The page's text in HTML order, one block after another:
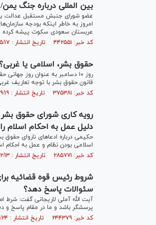
بین المللی درباره جنگ
عضو شورای جنبش مستقبل عدالت
امروز به خاطر اینکه بودجه
عربستان سعودی سکوت پیشه کرده‌
کد خبر: ۴۴۲۵۵۱ تاریخ انتشار : ۱۳۹۷/۰۵/۱۷
حقوق بشر، اسلامی یا
روز ۱۰ دسامبر به عنوان روز
قانون حقوق بشر با توجه تعاریف
کد خبر: ۳۷۵۳۸۱ تاریخ انتشار : ۱۳۹۶/۰۹/۱۹
رویه کاری شورای حقوق
دلیل عمل به احکام
اسلامی بودن نظام و عمل به
کد خبر: ۲۸۵۷۷۱ تاریخ انتشار : ۱۳۹۵/۱۲/۱۳
شروط رئیس قوه قضائیه
سئوالات پاسخ دهد؟
آیت الله آملی لاریجانی گفت:
پرسشگر باشد و ما در مقام پاسخ و
کد خبر: ۲۴۴۳۷۹ تاریخ انتشار : ۱۳۹۵/۰۸/۲۴